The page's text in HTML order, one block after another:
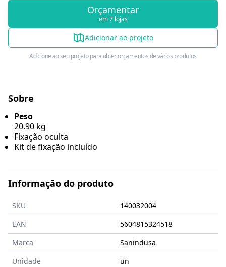
Orçamentar
em 7 lojas
Adicionar ao projeto
Adicione ao seu projeto para obter orçamentos de vários produtos
Sobre
Peso
20.90 kg
Fixação oculta
Kit de fixação incluído
Informação do produto
SKU
140032004
EAN
5604815324518
Marca
Sanindusa
Unidade
un